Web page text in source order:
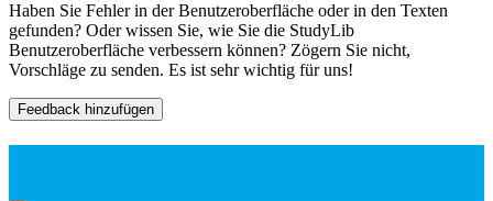
Haben Sie Fehler in der Benutzeroberfläche oder in den Texten
gefunden? Oder wissen Sie, wie Sie die StudyLib
Benutzeroberfläche verbessern können? Zögern Sie nicht,
Vorschläge zu senden. Es ist sehr wichtig für uns!
Feedback hinzufügen